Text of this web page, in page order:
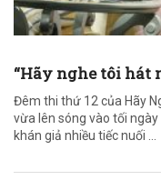
“Hãy nghe tôi hát
Đêm thi thứ 12 của Hãy
vừa lên sóng vào tối
khán giả nhiều tiếc nuối ...